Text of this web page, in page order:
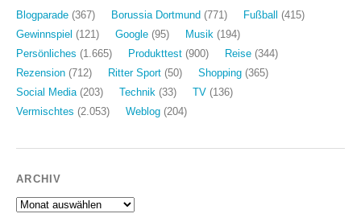
Blogparade (367) Borussia Dortmund (771) Fußball
(415)
Gewinnspiel (121) Google (95) Musik (194)
Persönliches (1.665) Produkttest (900) Reise (344)
Rezension (712) Ritter Sport (50) Shopping (365)
Social Media(203) Technik (33) TV (136)
Vermischtes (2.053) Weblog (204)
ARCHIV
Archiv